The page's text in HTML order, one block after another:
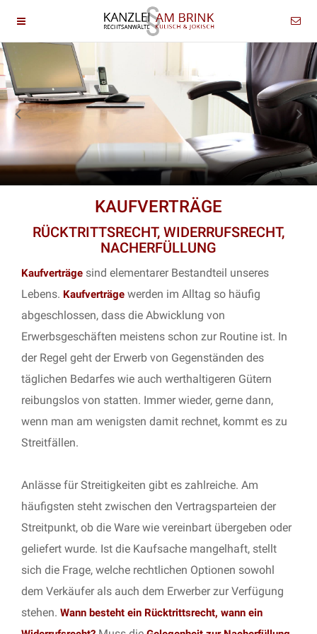
KAUFVERTRÄGE
RÜCKTRITTSRECHT, WIDERRUFSRECHT,
NACHERFÜLLUNG
Kaufverträge sind elementarer Bestandteil unseres
Lebens. Kaufverträge werden im Alltag so häufig
abgeschlossen, dass die Abwicklung von
Erwerbsgeschäften meistens schon zur Routine ist. In
der Regel geht der Erwerb von Gegenständen des
täglichen Bedarfes wie auch werthaltigeren Gütern
reibungslos von statten. Immer wieder, gerne dann,
wenn man am wenigsten damit rechnet, kommt es zu
Streitfällen.
Anlässe für Streitigkeiten gibt es zahlreiche. Am
häufigsten steht zwischen den Vertragsparteien der
Streitpunkt, ob die Ware wie vereinbart übergeben oder
geliefert wurde. Ist die Kaufsache mangelhaft, stellt
sich die Frage, welche rechtlichen Optionen sowohl
dem Verkäufer als auch dem Erwerber zur Verfügung
stehen. Wann besteht ein Rücktrittsrecht, wann ein